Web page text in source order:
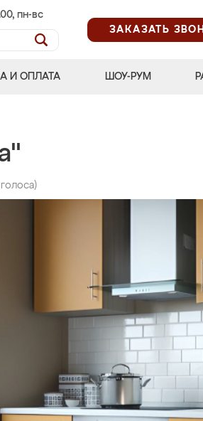
пн-вс
ЗАКАЗАТЬ
И ОПЛАТА ШОУ-РУМ
голоса)